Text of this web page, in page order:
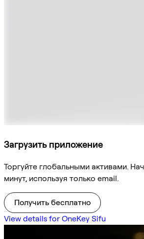
Загрузить приложение
Торгуйте глобальными активами.
минут, используя только email.
Получить бесплатно
View details for OneKey Sifu